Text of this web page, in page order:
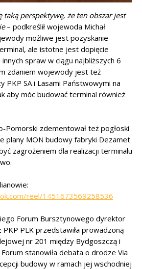
taką perspektywę, że ten obszar jest
– podkreślił wojewoda Michał
możliwe jest pozyskanie
ale istotne jest dopięcie
spraw w ciągu najbliższych 6
zdaniem wojewody jest też
PKP SA i Lasami Państwowymi na
aby móc budować terminal również
Pomorski zdementował też pogłoski
plany MON budowy fabryki Dezamet
zagrożeniem dla realizacji terminalu
reel/1451673569258536
Forum Bursztynowego dyrektor
PKP PLK przedstawiła prowadzoną
nr 201 między Bydgoszczą i
stanowiła debata o drodze Via
budowy w ramach jej wschodniej